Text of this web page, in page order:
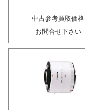
中古参考買取価格
お問合せ下さい